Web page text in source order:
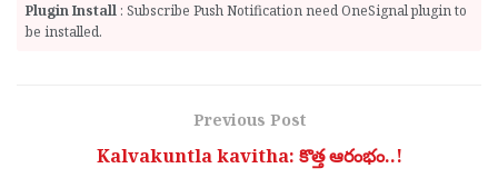
Plugin Install : Subscribe Push Notification need OneSignal plugin to
be installed.
Previous Post
Kalvakuntla kavitha: కొత్త ఆరంభం..!